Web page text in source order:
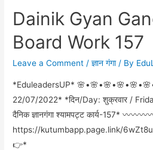
Dainik Gyan
Board Work 157
Leave a Comment /ज्ञान गंगा/ By
*EduleadersUP*
22/07/2022* *दिन/Day: शुक्रवार /
दैनिक ज्ञानगंगा श्यामपट्ट कार्य-157* 〰️
https://kutumbapp.page.link/
👉*